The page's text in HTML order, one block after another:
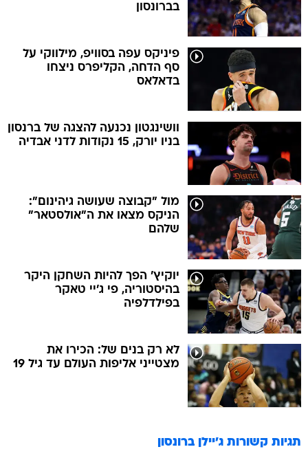
בברונסון
פיניקס עפה בסוויפ, מילווקי על
סף הדחה, הקליפרס ניצחו
בדאלאס
וושינגטון נכנעה להצגה של ברנסון
בניו יורק, 15 נקודות לדני אבדיה
מול "קבוצה שעושה גיהינום":
הניקס מצאו את ה"אולסטאר"
שלהם
יוקיץ' הפך להיות השחקן היקר
בהיסטוריה, פי ג'יי טאקר
בפילדלפיה
לא רק בנים של: הכירו את
מצטייני אליפות העולם עד גיל 19
תגיות קשורות ג'יילן ברונסון